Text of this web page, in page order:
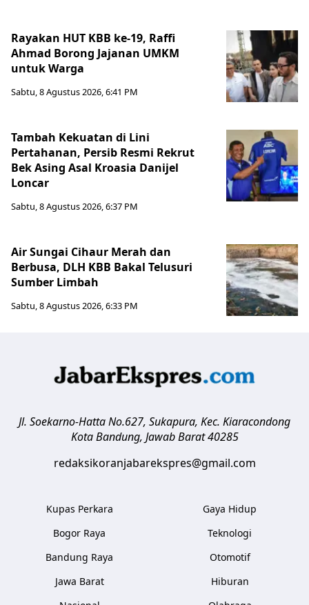
Rayakan HUT KBB ke-19, Raffi
Ahmad Borong Jajanan UMKM
untuk Warga
Sabtu, 8 Agustus 2026, 6:41 PM
Tambah Kekuatan di Lini
Pertahanan, Persib Resmi Rekrut
Bek Asing Asal Kroasia Danijel
Loncar
Sabtu, 8 Agustus 2026, 6:37 PM
Air Sungai Cihaur Merah dan
Berbusa, DLH KBB Bakal Telusuri
Sumber Limbah
Sabtu, 8 Agustus 2026, 6:33 PM
Jl. Soekarno-Hatta No.627, Sukapura, Kec. Kiaracondong
Kota Bandung, Jawab Barat 40285
redaksikoranjabarekspres@gmail.com
Kupas Perkara
Bogor Raya
Bandung Raya
Jawa Barat
Gaya Hidup
Teknologi
Otomotif
Hiburan